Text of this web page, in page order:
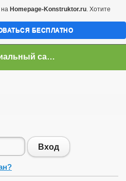
Неофициальный сайт город Арциз
Вход
на Homepage-Konstruktor.ru. Хотите
БЕСПЛАТНО